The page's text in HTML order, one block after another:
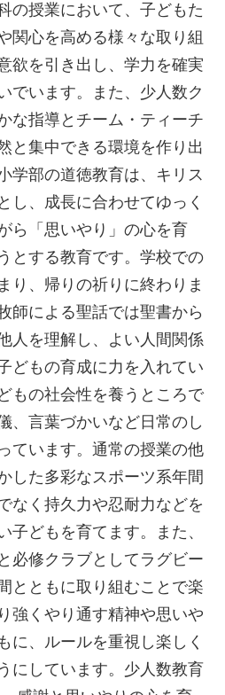
の授業において、子どもた
関心を高める様々な取り組
欲を引き出し、学力を確実
でいます。また、少人数ク
な指導とチーム・ティーチ
と集中できる環境を作り出
学部の道徳教育は、キリス
し、成長に合わせてゆっく
ら「思いやり」の心を育
とする教育です。学校での
り、帰りの祈りに終わりま
師による聖話では聖書から
人を理解し、よい人間関係
どもの育成に力を入れてい
もの社会性を養うところで
、言葉づかいなど日常のし
ています。通常の授業の他
した多彩なスポーツ系年間
なく持久力や忍耐力などを
子どもを育てます。また、
必修クラブとしてラグビー
とともに取り組むことで楽
強くやり通す精神や思いや
に、ルールを重視し楽しく
にしています。少人数教育